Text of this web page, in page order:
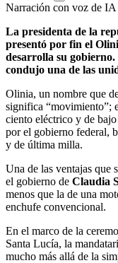
Narración con voz de IA
La presidenta de la
presentó por fin el
desarrolla su
condujo una de las
Olinia, un nombre que
significa “movimiento”;
ciento eléctrico y de
por el gobierno federal,
y de última milla.
Una de las ventajas que
el gobierno de Claudia
menos que la de una
enchufe convencional.
En el marco de la
Santa Lucía, la
mucho más allá de la